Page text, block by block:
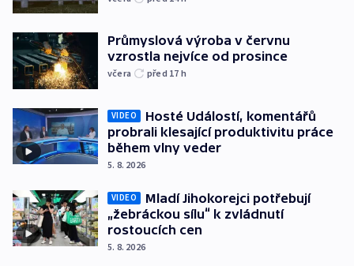
Průmyslová výroba v červnu
vzrostla nejvíce od prosince
včera před 17 h
VIDEO
Hosté Událostí, komentářů
probrali klesající produktivitu práce
během vlny veder
5. 8. 2026
VIDEO
Mladí Jihokorejci potřebují
„žebráckou sílu“ k zvládnutí
rostoucích cen
5. 8. 2026